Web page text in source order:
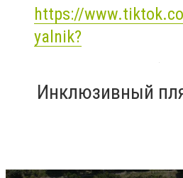
https://
yalnik?
Инклюзивный